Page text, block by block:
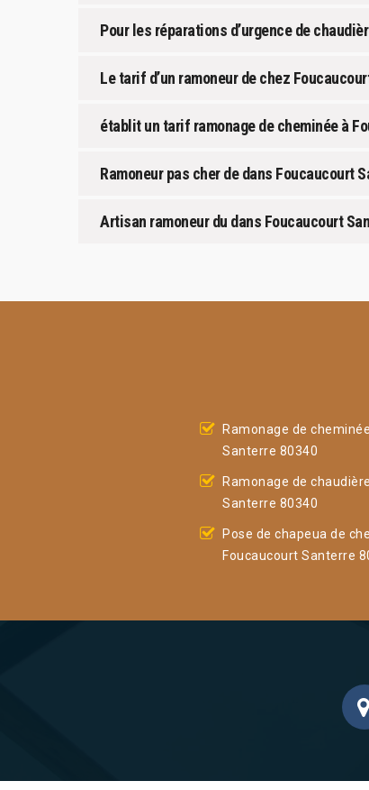
Pour les réparations d’urgence de
Le tarif d’un ramoneur de chez
établit un tarif ramonage de cheminée à
Ramoneur pas cher de dans Foucaucourt
Artisan ramoneur du dans Foucaucourt
Ramonage de
Santerre 80340
Ramonage de
Santerre 80340
Pose de chapeua de
Foucaucourt Santerre